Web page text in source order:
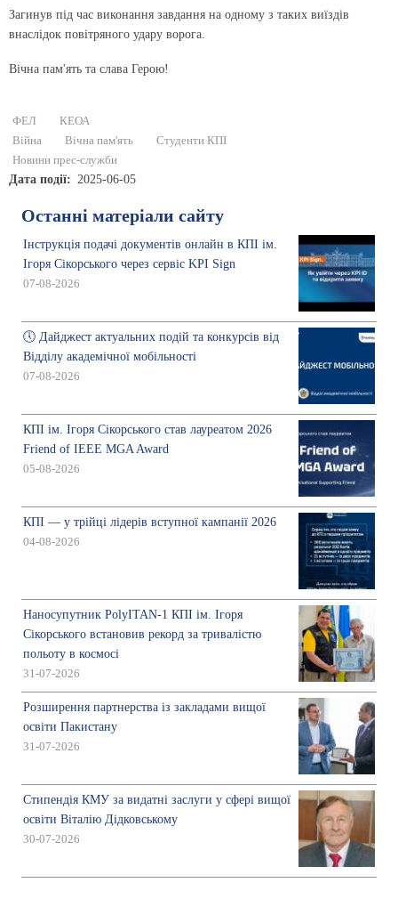
Загинув під час виконання завдання на одному з таких виїздів
внаслідок повітряного удару ворога.
Вічна пам'ять та слава Герою!
ФЕЛ
КЕОА
Війна
Вічна пам'ять
Студенти КПІ
Новини прес-служби
Дата події 2025-06-05
Останні матеріали сайту
Інструкція подачі документів онлайн в КПІ ім.
Ігоря Сікорського через сервіс KPI Sign
07-08-2026
🕔 Дайджест актуальних подій та конкурсів від
Відділу академічної мобільності
07-08-2026
КПІ ім. Ігоря Сікорського став лауреатом 2026
Friend of IEEE MGA Award
05-08-2026
КПІ — у трійці лідерів вступної кампанії 2026
04-08-2026
Наносупутник PolyITAN-1 КПІ ім. Ігоря
Сікорського встановив рекорд за тривалістю
польоту в космосі
31-07-2026
Розширення партнерства із закладами вищої
освіти Пакистану
31-07-2026
Стипендія КМУ за видатні заслуги у сфері вищої
освіти Віталію Дідковському
30-07-2026